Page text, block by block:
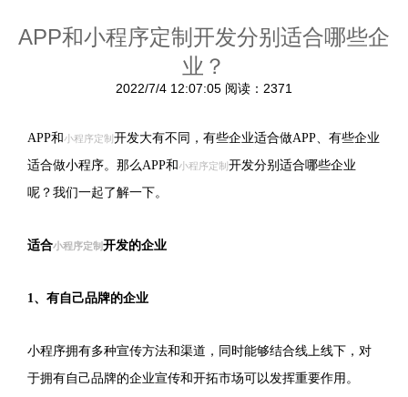
APP和小程序定制开发分别适合哪些企
业？
2022/7/4 12:07:05 阅读：2371
APP和小程序定制 开发大有不同，有些企业适合做APP、有些企业
适合做小程序。那么APP和小程序定制 开发分别适合哪些企业
呢？我们一起了解一下。
适合小程序定制开发的企业
1、有自己品牌的企业
小程序拥有多种宣传方法和渠道，同时能够结合线上线下，对
于拥有自己品牌的企业宣传和开拓市场可以发挥重要作用。